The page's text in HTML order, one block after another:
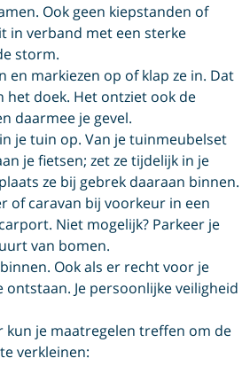
Ook geen kiepstanden of
in verband met een sterke
storm.
en markiezen op of klap ze in. Dat
het doek. Het ontziet ook de
daarmee je gevel.
je tuin op. Van je tuinmeubelset
je fietsen; zet ze tijdelijk in je
ze bij gebrek daaraan binnen.
of caravan bij voorkeur in een
Niet mogelijk? Parkeer je
van bomen.
Ook als er recht voor je
Je persoonlijke veiligheid
kun je maatregelen treffen om de
verkleinen: